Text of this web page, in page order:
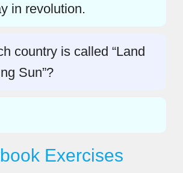
in revolution.
country is called “Land
Sun”?
Exercises